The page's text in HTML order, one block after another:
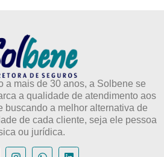
a mais de 30 anos, a Solbene se
a qualidade de atendimento aos
buscando a melhor alternativa de
de cada cliente, seja ele pessoa
ou jurídica.